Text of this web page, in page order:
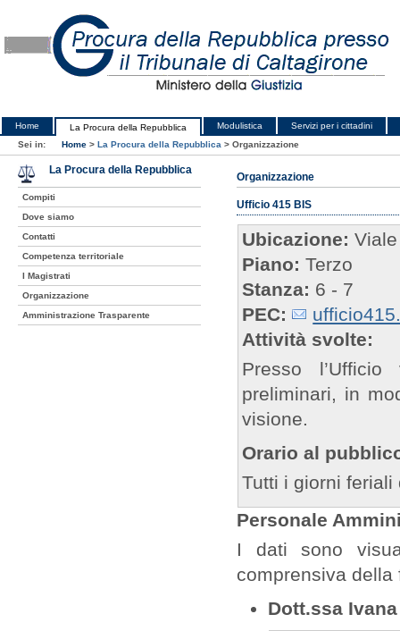
Home La Procura della Repubblica Modulistica
Servizi per i cittadini
Sei in:
Home > La Procura della Repubblica > Organizzazione
Organizzazione
Ufficio 415 BIS
Ubicazione:
Piano: Terzo
Stanza: 6 - 7
PEC:
Attività svolte:
Presso
preliminari, in
visione.
Orario al
Tutti i giorni
Personale
I dati sono
comprensiva
Dott.ssa
La Procura della Repubblica
Compiti
Dove siamo
Contatti
Competenza territoriale
I Magistrati
Organizzazione
Amministrazione Trasparente